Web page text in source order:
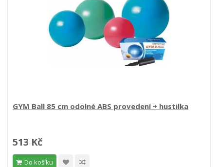
GYM Ball 85 cm odolné ABS provedení + hustilka
513 Kč
Do košíku